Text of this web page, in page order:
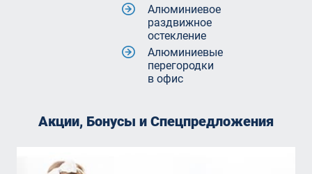
Алюминиевое
раздвижное
остекление
Алюминиевые
перегородки
в офис
Акции, Бонусы и Спецпредложения